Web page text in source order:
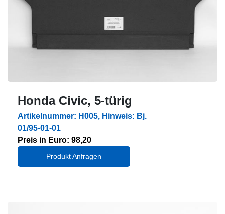
Honda Civic, 5-türig
Artikelnummer: H005, Hinweis: Bj.
01/95-01-01
Preis in Euro: 98,20
Produkt Anfragen